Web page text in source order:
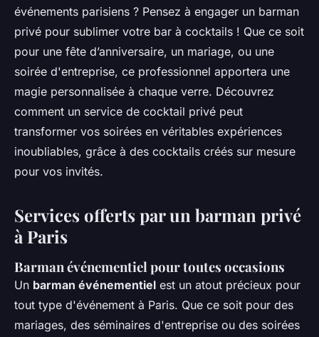
événements parisiens ? Pensez à engager un barman
privé pour sublimer votre bar à cocktails ! Que ce soit
pour une fête d’anniversaire, un mariage, ou une
soirée d'entreprise, ce professionnel apportera une
magie personnalisée à chaque verre. Découvrez
comment un service de cocktail privé peut
transformer vos soirées en véritables expériences
inoubliables, grâce à des cocktails créés sur mesure
pour vos invités.
Services offerts par un barman privé
à Paris
Barman événementiel pour toutes occasions
Un barman événementiel est un atout précieux pour
tout type d'événement à Paris. Que ce soit pour des
mariages, des séminaires d'entreprise ou des soirées